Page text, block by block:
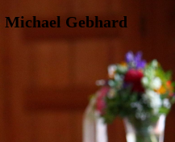
Michael Gebhard